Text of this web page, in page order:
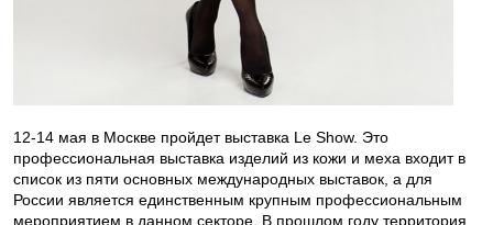
12-14 мая в Москве пройдет выставка Le Show. Это
профессиональная выставка изделий из кожи и меха входит в
список из пяти основных международных выставок, а для
России является единственным крупным профессиональным
мероприятием в данном секторе. В прошлом году территория